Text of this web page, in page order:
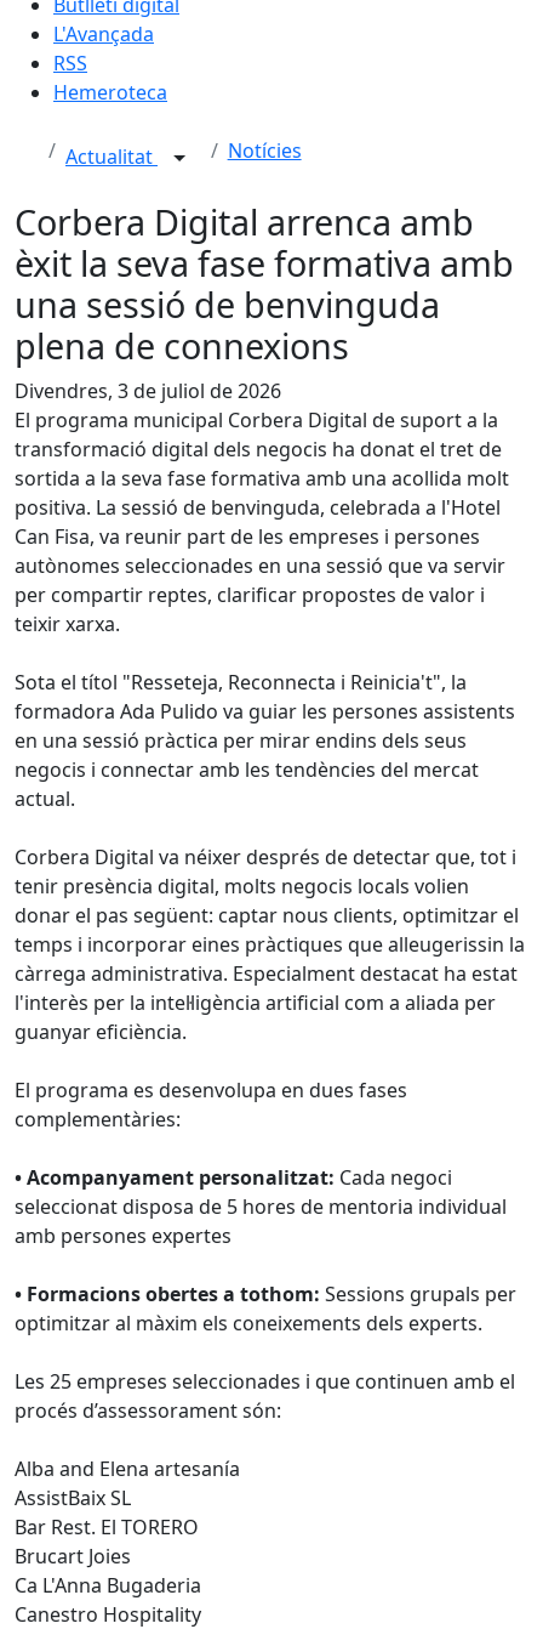
L'Avançada
RSS
Hemeroteca
Actualitat Notícies
Corbera Digital arrenca amb
èxit la seva fase formativa amb
una sessió de benvinguda
plena de connexions
Divendres, 3 de juliol de 2026
El programa municipal Corbera Digital de suport a la
transformació digital dels negocis ha donat el tret de
sortida a la seva fase formativa amb una acollida molt
positiva. La sessió de benvinguda, celebrada a l'Hotel
Can Fisa, va reunir part de les empreses i persones
autònomes seleccionades en una sessió que va servir
per compartir reptes, clarificar propostes de valor i
teixir xarxa.
Sota el títol "Resseteja, Reconnecta i Reinicia't", la
formadora Ada Pulido va guiar les persones assistents
en una sessió pràctica per mirar endins dels seus
negocis i connectar amb les tendències del mercat
actual.
Corbera Digital va néixer després de detectar que, tot i
tenir presència digital, molts negocis locals volien
donar el pas següent: captar nous clients, optimitzar el
temps i incorporar eines pràctiques que alleugerissin la
càrrega administrativa. Especialment destacat ha estat
l'interès per la intel·ligència artificial com a aliada per
guanyar eficiència.
El programa es desenvolupa en dues fases
complementàries:
• Acompanyament personalitzat: Cada negoci
seleccionat disposa de 5 hores de mentoria individual
amb persones expertes
• Formacions obertes a tothom: Sessions grupals per
optimitzar al màxim els coneixements dels experts.
Les 25 empreses seleccionades i que continuen amb el
procés d’assessorament són:
Alba and Elena artesanía
AssistBaix SL
Bar Rest. El TORERO
Brucart Joies
Ca L'Anna Bugaderia
Canestro Hospitality